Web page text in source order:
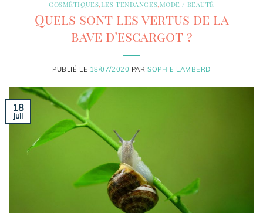
COSMÉTIQUES,LES TENDANCES,MODE / BEAUTÉ
Quels sont les vertus de la
bave d’escargot ?
PUBLIÉ LE 18/07/2020 PARSOPHIE LAMBERD
18
Juil